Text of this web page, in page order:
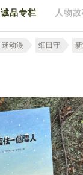
诚品专栏 人物
迷动漫 细田守